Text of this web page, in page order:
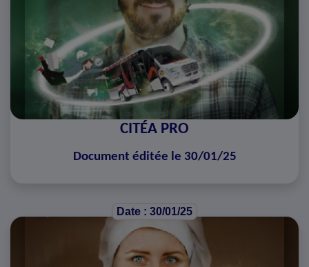
CITÉA PRO
Document éditée le 30/01/25
Date : 30/01/25